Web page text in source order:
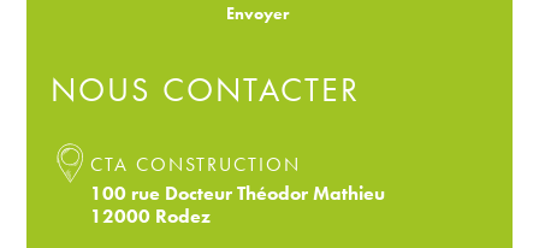
Envoyer
NOUS CONTACTER
CTA CONSTRUCTION
100 rue Docteur Théodor Mathieu
12000 Rodez